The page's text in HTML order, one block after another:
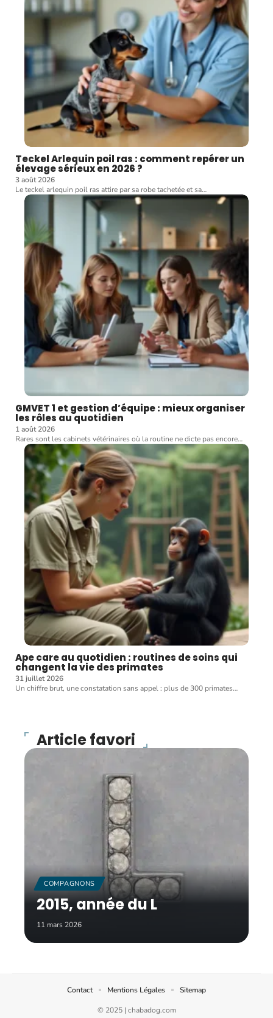
Teckel Arlequin poil ras : comment repérer un
élevage sérieux en 2026 ?
3 août 2026
Le teckel arlequin poil ras attire par sa robe tachetée et sa…
GMVET 1 et gestion d’équipe : mieux organiser
les rôles au quotidien
1 août 2026
Rares sont les cabinets vétérinaires où la routine ne dicte pas encore…
Ape care au quotidien : routines de soins qui
changent la vie des primates
31 juillet 2026
Un chiffre brut, une constatation sans appel : plus de 300 primates…
Article favori
COMPAGNONS
2015, année du L
11 mars 2026
© 2025 | chabadog.com
Contact Mentions Légales Sitemap